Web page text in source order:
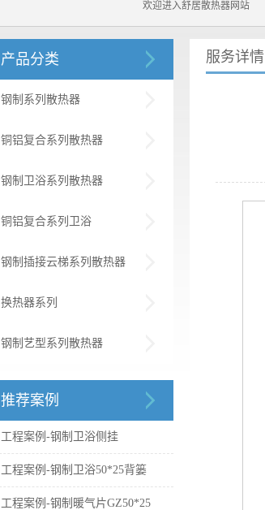
欢迎进入舒居散热器网站！....
产品分类
钢制系列散热器
铜铝复合系列散热器
钢制卫浴系列散热器
铜铝复合系列卫浴
钢制插接云梯系列散热器
换热器系列
钢制艺型系列散热器
推荐案例
工程案例-钢制卫浴侧挂
工程案例-钢制卫浴50*25背篓
工程案例-钢制暖气片GZ50*25
服务详情